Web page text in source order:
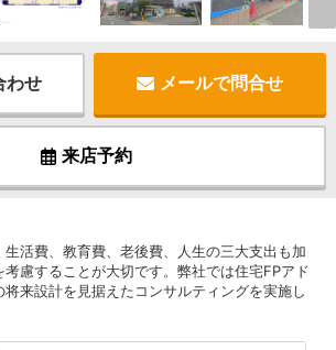
わせ メールで問合せ
来店予約
活費、教育費、老後費、人生の三大支出も加
慮することが大切です。弊社では住宅FPアド
来設計を見据えたコンサルティングを実施し